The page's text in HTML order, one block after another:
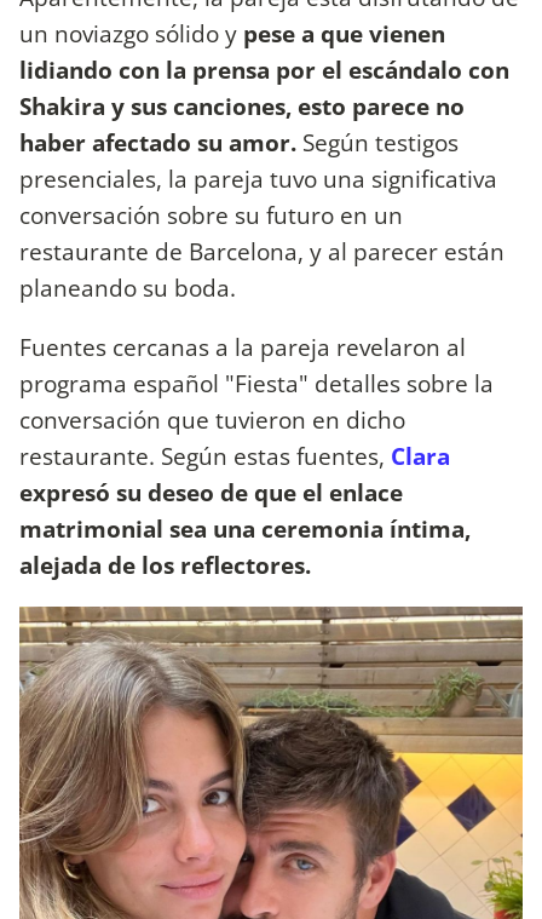
un noviazgo sólido y pese a que vienen
lidiando con la prensa por el escándalo con
Shakira y sus canciones, esto parece no
haber afectado su amor. Según testigos
presenciales, la pareja tuvo una significativa
conversación sobre su futuro en un
restaurante de Barcelona, y al parecer están
planeando su boda.
Fuentes cercanas a la pareja revelaron al
programa español "Fiesta" detalles sobre la
conversación que tuvieron en dicho
restaurante. Según estas fuentes, Clara
expresó su deseo de que el enlace
matrimonial sea una ceremonia íntima,
alejada de los reflectores.